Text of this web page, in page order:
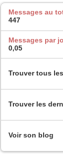
Messages au
447
Messages par
0,05
Trouver tous
Trouver les
Voir son blog